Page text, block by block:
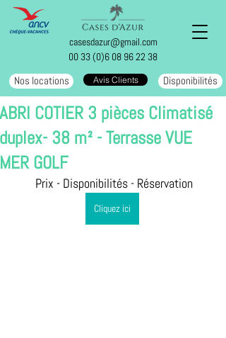
casesdazur@gmail.com
00 33 (0)6 08 96 22 38
Nos locations Avis Clients Disponibilités
ABRI COTIER 3 pièces Climatisé
duplex- 38 m² - Terrasse VUE
MER GOLF
Prix - Disponibilités - Réservation
Cliquez ici